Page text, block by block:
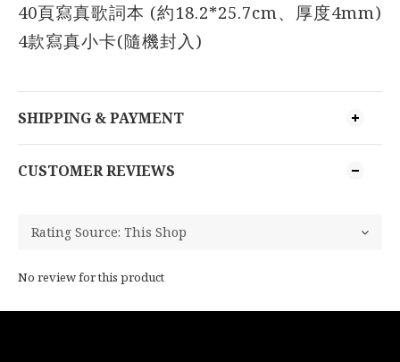
40頁寫真歌詞本 (約18.2*25.7cm、厚度4mm)
4款寫真小卡(隨機封入 )
SHIPPING & PAYMENT
CUSTOMER REVIEWS
No review for this product